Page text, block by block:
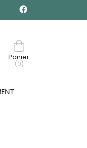
Panier
(0)